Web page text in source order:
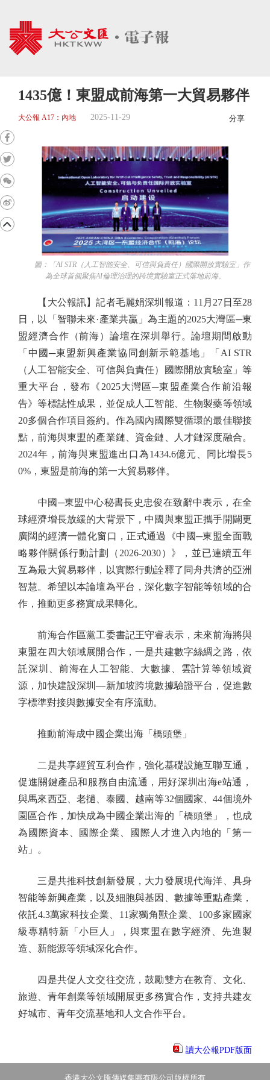
1435億！東盟成前海第一大貿易夥伴
大公報 A17：內地 2025-11-29 分享
圖：「AI STR（人工智能安全、可信與負責任）國際開放實驗室」作
為全球首個聚焦AI倫理治理的跨境實驗室正式落地前海。
【大公報訊】記者毛麗娟深圳報道：11月27日至28
日，以「智聯未來·產業共贏」為主題的2025大灣區─東
盟經濟合作（前海）論壇在深圳舉行。論壇期間啟動
「中國─東盟新興產業協同創新示範基地」「AI STR
（人工智能安全、可信與負責任）國際開放實驗室」等
重大平台，發布《2025大灣區─東盟產業合作前沿報
告》等標誌性成果，並促成人工智能、生物製藥等領域
20多個合作項目簽約。作為國內國際雙循環的最佳聯接
點，前海與東盟的產業鏈、資金鏈、人才鏈深度融合。
2024年，前海與東盟進出口為1434.6億元、同比增長5
0%，東盟是前海的第一大貿易夥伴。
中國─東盟中心秘書長史忠俊在致辭中表示，在全
球經濟增長放緩的大背景下，中國與東盟正攜手開闢更
廣闊的經濟一體化窗口，正式通過《中國─東盟全面戰
略夥伴關係行動計劃（2026-2030）》，並已連續五年
互為最大貿易夥伴，以實際行動詮釋了同舟共濟的亞洲
智慧。希望以本論壇為平台，深化數字智能等領域的合
作，推動更多務實成果轉化。
前海合作區黨工委書記王守睿表示，未來前海將與
東盟在四大領域展開合作，一是共建數字絲綢之路，依
託深圳、前海在人工智能、大數據、雲計算等領域資
源，加快建設深圳—新加坡跨境數據驗證平台，促進數
字標準對接與數據安全有序流動。
推動前海成中國企業出海「橋頭堡」
二是共享經貿互利合作，強化基礎設施互聯互通，
促進關鍵產品和服務自由流通，用好深圳出海e站通，
與馬來西亞、老撾、泰國、越南等32個國家、44個境外
園區合作，加快成為中國企業出海的「橋頭堡」，也成
為國際資本、國際企業、國際人才進入內地的「第一
站」。
三是共推科技創新發展，大力發展現代海洋、具身
智能等新興產業，以及細胞與基因、數據等重點產業，
依託4.3萬家科技企業、11家獨角獸企業、100多家國家
級專精特新「小巨人」，與東盟在數字經濟、先進製
造、新能源等領域深化合作。
四是共促人文交往交流，鼓勵雙方在教育、文化、
旅遊、青年創業等領域開展更多務實合作，支持共建友
好城市、青年交流基地和人文合作平台。
讀大公報PDF版面
香港大公文匯傳媒集團有限公司版權所有